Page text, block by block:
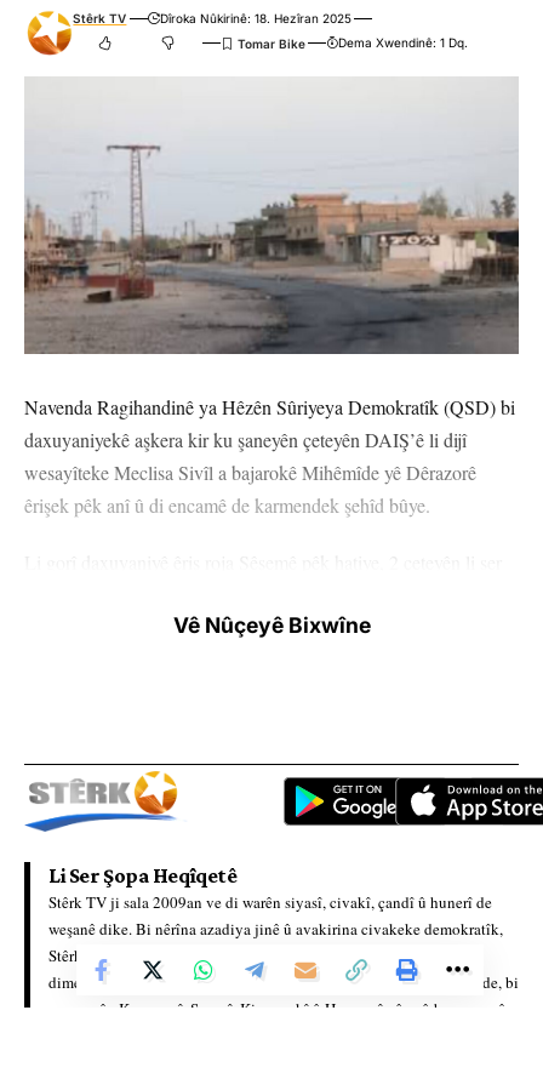
Stêrk TV
Dîroka Nûkirinê: 18. Hezîran 2025
Dema Xwendinê: 1 Dq.
Navenda Ragihandinê ya Hêzên Sûriyeya Demokratîk (QSD) bi
daxuyaniyekê aşkera kir ku şaneyên çeteyên DAIŞ’ê li dijî
wesayîteke Meclisa Sivîl a bajarokê Mihêmîde yê Dêrazorê
êrişek pêk anî û di encamê de karmendek şehîd bûye.
karmendekî sivîl şehîd bû. Hate zanîn ku çete reviyane.
YÊN HATINE ÊTÎKETKIRIN HEMÛ BAJAR
Ji me agahî bistîne!
Vê Nûçeyê Bixwîne
Li Ser Şopa Heqîqetê
Stêrk TV ji sala 2009an ve di warên siyasî, civakî, çandî û hunerî de
weşanê dike. Bi nêrîna azadiya jinê û avakirina civakeke demokratîk,
Stêrk TV xebatên civakî, çandî, hunerî, dîrokî, aborî û yên jîngehê
dimeşîne. Di çarçoveya parastin û pêşxistina çand û zimanê Kurdî de, bi
zaravayên Kurmancî, Soranî, Kirmanckî û Hewramî nûçe û bernameyên